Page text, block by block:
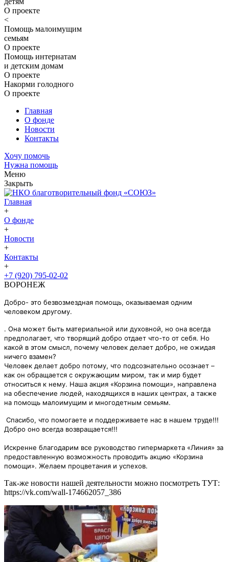
О проекте
<
Помощь малоимущим
семьям
О проекте
Помощь интернатам
и детским домам
О проекте
Накорми голодного
О проекте
Главная
О фонде
Новости
Контакты
Хочу помочь
Нужна помощь
Меню
Закрыть
Главная
+
О фонде
+
Новости
+
Контакты
+
+7 (920) 795-02-02
ВОРОНЕЖ
Добро- это безвозмездная помощь, оказываемая одним
человеком другому.
. Она может быть материальной или духовной, но она всегда
предполагает, что творящий добро отдает что-то от себя. Но
какой в этом смысл, почему человек делает добро, не ожидая
ничего взамен?
Человек делает добро потому, что подсознательно осознает –
как он обращается с окружающим миром, так и мир будет
относиться к нему. Наша акция «Корзина помощи», направлена
на обеспечение людей, находящихся в наших центрах, а также
на помощь малоимущим и многодетным семьям.
Спасибо, что помогаете и поддерживаете нас в нашем труде!!!
Добро оно всегда возвращается!!!
Искренне благодарим все руководство гипермаркета «Линия» за
предоставленную возможность проводить акцию «Корзина
помощи». Желаем процветания и успехов.
Так-же новости нашей деятельности можно посмотреть ТУТ:
https://vk.com/wall-174662057_386